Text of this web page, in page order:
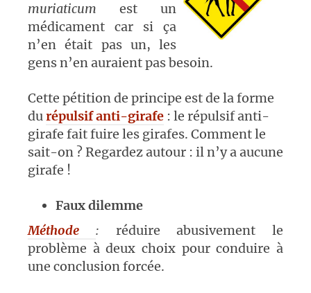
muriaticum est un
médicament car si ça
n’en était pas un, les
gens n’en auraient pas besoin.
Cette pétition de principe est de la forme
durépulsif anti-girafe : le répulsif anti-
girafe fait fuire les girafes. Comment le
sait-on ? Regardez autour : il n’y a aucune
girafe !
Faux dilemme
Méthode
: réduire abusivement le
problème à deux choix pour conduire à
une conclusion forcée.